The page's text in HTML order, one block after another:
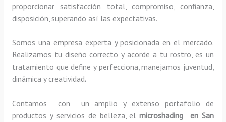
proporcionar satisfacción total, compromiso, confianza,
disposición, superando así las expectativas.
Somos una empresa experta y posicionada en el mercado.
Realizamos tu diseño correcto y acorde a tu rostro, es un
tratamiento que define y perfecciona, manejamos juventud,
dinámica y creatividad.
Contamos con un amplio y extenso portafolio de
productos y servicios de belleza, elmicroshading en San